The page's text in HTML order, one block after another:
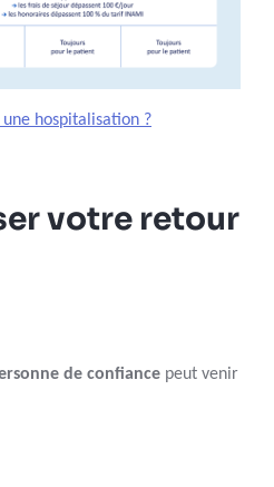
hospitalisation ?
votre retour
de confiance peut venir